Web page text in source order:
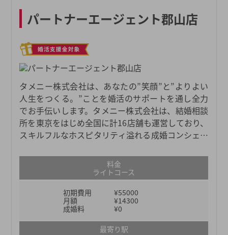
パートナーエージェント郡山店
タメニー株式会社は、あなたの”笑顔”と”よりよい
人生をつくる。”ことを婚活のサポートを通し全力
でお手伝いします。タメニー株式会社は、結婚相談
所を東京をはじめ全国に計16店舗も運営しており、
スキルフルなホスピタリティ溢れる成婚コンシェル
でいただくことで実感できることがたくさんござい
ますので、結婚相談所に入会を検討している方や、
費用やサービス内容についてよくわからない方は、
まずは弊社の無料の個別相談会にお越しください。
無料個別相談会では、あなたの結婚観や出会いの状
況などを伺いながら、分かりやすく説明いたしま
料金
ライトコース
初期費用
¥55000
月額
¥14300
成婚料
¥0
最寄り駅